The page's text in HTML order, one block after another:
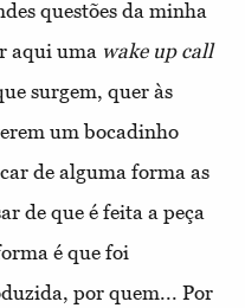
questões da minha
aqui uma wake up call
surgem, quer às
um bocadinho
de alguma forma as
de que é feita a peça
é que foi
por quem... Por